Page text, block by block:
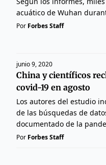
acuático de Wuhan
Por Forbes Staff
junio 9, 2020
China y científicos
covid-19 en agosto
Los autores del estudio
de las búsquedas de
documentado de la
Por Forbes Staff